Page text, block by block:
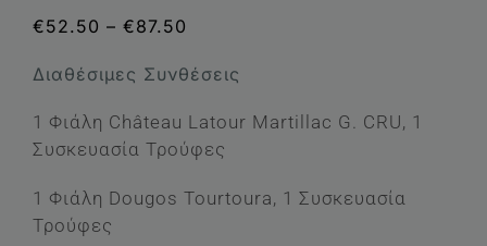
€52.50 – €87.50
€52.50
€87.50
Διαθέσιμες Συνθέσεις
1 Φιάλη Château Latour Martillac G. CRU, 1
Συσκευασία Τρούφες
1 Φιάλη Dougos Tourtoura, 1 Συσκευασία
Τρούφες